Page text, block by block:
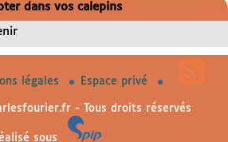
dans vos calepins
légales Espace privé
- Tous droits réservés
sous